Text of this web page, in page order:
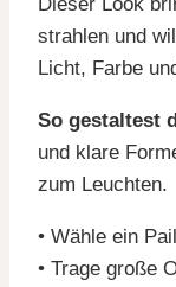
strahlen und
Licht, Farbe
So gestaltest
und klare
zum Leuchten.
• Wähle ein
• Trage große